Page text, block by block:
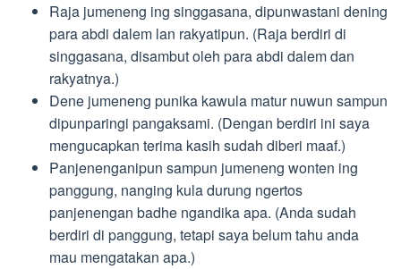
Raja jumeneng ing singgasana, dipunwastani dening
para abdi dalem lan rakyatipun. (Raja berdiri di
singgasana, disambut oleh para abdi dalem dan
rakyatnya.)
Dene jumeneng punika kawula matur nuwun sampun
dipunparingi pangaksami. (Dengan berdiri ini saya
mengucapkan terima kasih sudah diberi maaf.)
Panjenenganipun sampun jumeneng wonten ing
panggung, nanging kula durung ngertos
panjenengan badhe ngandika apa. (Anda sudah
berdiri di panggung, tetapi saya belum tahu anda
mau mengatakan apa.)